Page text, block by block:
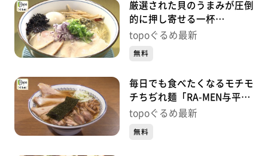
厳選された貝のうまみが圧倒
的に押し寄せる一杯
「noodle shop nanairo」
ぐるめ】
topoぐるめ最新
無料
毎日でも食べたくなるモチモ
チちぢれ麺「RA-MEN与平治
渡」（亘理町逢隈田沢早川）
topoぐるめ最新
無料